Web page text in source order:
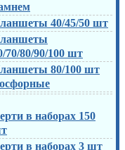
40/45/50 шт
70/80/90/100 шт
80/100 шт
в наборах 150
в наборах 3 шт